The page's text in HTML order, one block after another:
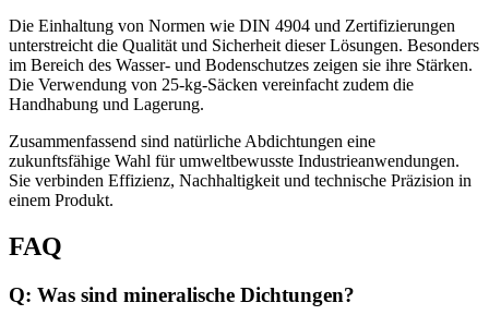
Die Einhaltung von Normen wie DIN 4904 und Zertifizierungen
unterstreicht die Qualität und Sicherheit dieser Lösungen. Besonders
im Bereich des Wasser- und Bodenschutzes zeigen sie ihre Stärken.
Die Verwendung von 25-kg-Säcken vereinfacht zudem die
Handhabung und Lagerung.
Zusammenfassend sind natürliche Abdichtungen eine
zukunftsfähige Wahl für umweltbewusste Industrieanwendungen.
Sie verbinden Effizienz, Nachhaltigkeit und technische Präzision in
einem Produkt.
FAQ
Q: Was sind mineralische Dichtungen?